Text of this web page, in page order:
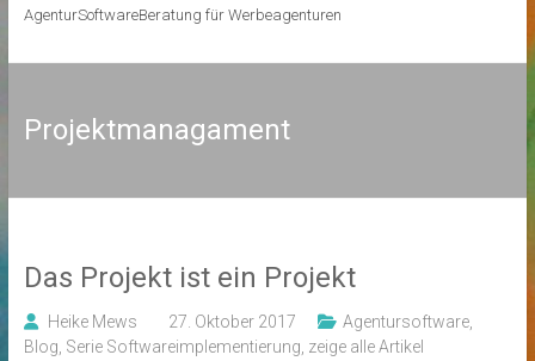
AgenturSoftwareBeratung für Werbeagenturen
Projektmanagament
Das Projekt ist ein Projekt
Heike Mews 27. Oktober 2017 Agentursoftware,
Blog Serie Softwareimplementierung zeige alle Artikel